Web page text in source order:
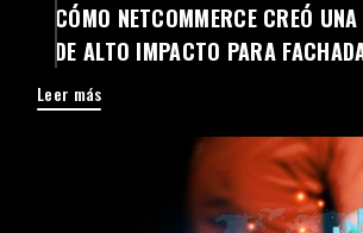
CÓMO NETCOMMERCE CREÓ
DE ALTO IMPACTO PARA
Leer más